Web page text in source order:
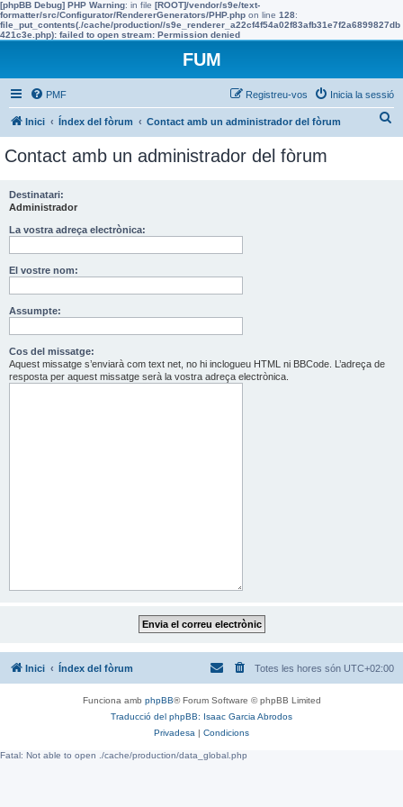
[phpBB Debug] PHP Warning: in file [ROOT]/vendor/s9e/text-
formatter/src/Configurator/RendererGenerators/PHP.php on line 128:
file_put_contents(./cache/production//s9e_renderer_a22cf4f54a02f83afb31e7f2a6899827db
421c3e.php): failed to open stream: Permission denied
FUM
PMF Inicia la sessió
Registreu-vos
Inici Índex del fòrum Contact amb un administrador del fòrum
Contact amb un administrador del fòrum
Destinatari:
Administrador
La vostra adreça electrònica:
El vostre nom:
Assumpte:
Cos del missatge:
Aquest missatge s’enviarà com text net, no hi inclogueu HTML ni BBCode. L’adreça de
resposta per aquest missatge serà la vostra adreça electrònica.
Inici Índex del fòrum Totes les hores són UTC+02:00
Funciona amb phpBB® Forum Software © phpBB Limited
Traducció del phpBB: Isaac Garcia Abrodos
Privadesa | Condicions
Fatal: Not able to open ./cache/production/data_global.php